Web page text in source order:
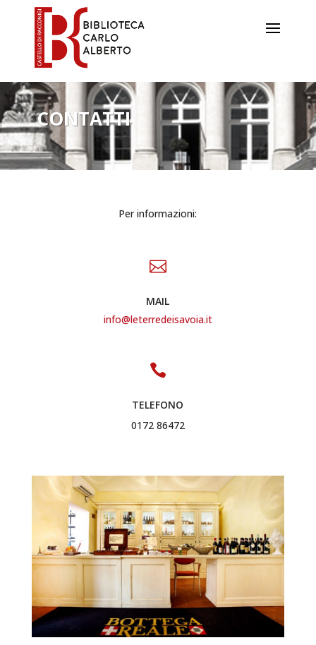
CONTATTI
Per informazioni:

MAIL
info@leterredeisavoia.it

TELEFONO
0172 86472